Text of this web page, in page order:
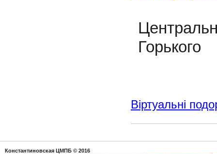
Горького
Віртуальні
Константиновская ЦМПБ © 2016